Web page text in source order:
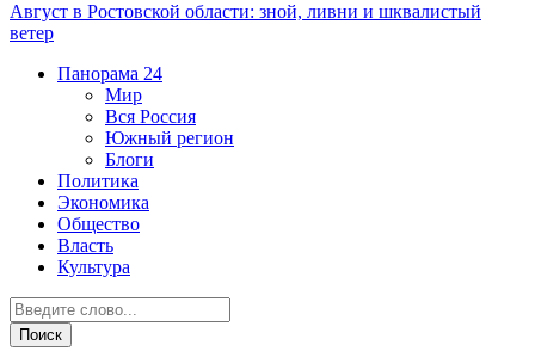
Август в Ростовской области: зной, ливни и шквалистый
ветер
Панорама 24
Мир
Вся Россия
Южный регион
Блоги
Политика
Экономика
Общество
Власть
Культура